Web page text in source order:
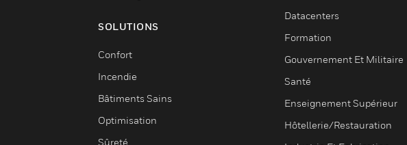
SOLUTIONS
Confort
Incendie
Bâtiments Sains
Optimisation
Sûreté
Datacenters
Formation
Gouvernement Et Militaire
Santé
Enseignement Supérieur
Hôtellerie/Restauration